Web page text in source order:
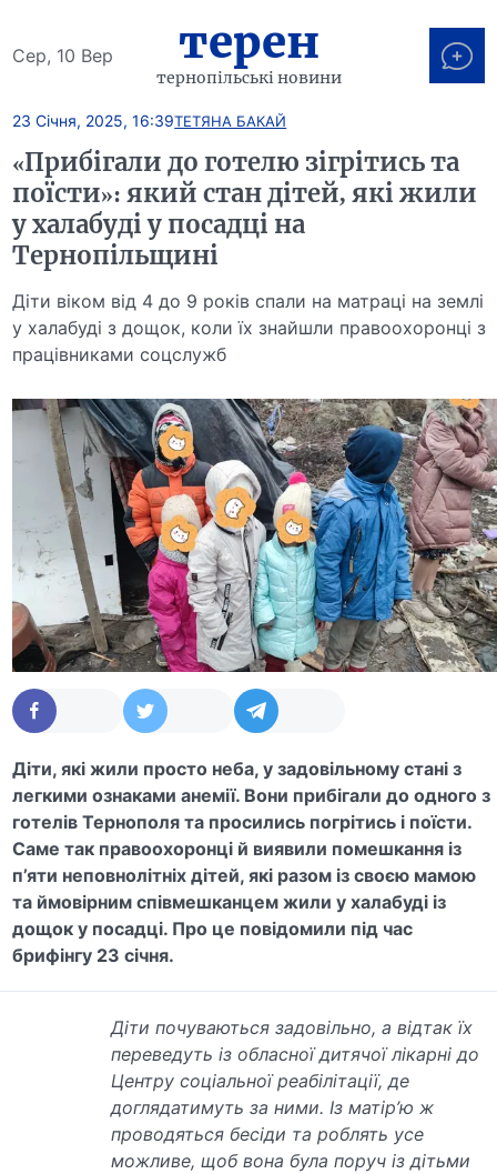
Сер, 10 Вер терен
тернопільські новини
23 Січня, 2025, 16:39ТЕТЯНА БАКАЙ
«Прибігали до готелю зігрітись та
поїсти»: який стан дітей, які жили
у халабуді у посадці на
Тернопільщині
Діти віком від 4 до 9 років спали на матраці на землі
у халабуді з дощок, коли їх знайшли правоохоронці з
працівниками соцслужб
Діти, які жили просто неба, у задовільному стані з
легкими ознаками анемії. Вони прибігали до одного з
готелів Тернополя та просились погрітись і поїсти.
Саме так правоохоронці й виявили помешкання із
п’яти неповнолітніх дітей, які разом із своєю мамою
та ймовірним співмешканцем жили у халабуді із
дощок у посадці. Про це повідомили під час
брифінгу 23 січня.
Діти почуваються задовільно, а відтак їх
переведуть із обласної дитячої лікарні до
Центру соціальної реабілітації, де
доглядатимуть за ними. Із матір’ю ж
проводяться бесіди та роблять усе
можливе, щоб вона була поруч із дітьми